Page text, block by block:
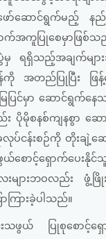
ဆောင်ရွက်မည့် နည်း
ာက်အကူပြုစေမှာဖြ
မှ ရရှိသည့်အချက်မျာ
အတည်ပြုပြီး ဖြန့်ဝ
ေပြင်မှာ ဆောင်ရွက်န
ပိုမိုစနစ်ကျနစွာ ဆေ
န်းစဉ်ကို တိုးချဲ့ဆော
ယ်စောင့်ရှောက်ပေးနို
းများဘဝလည်း ဖွံ့ဖ
ောကြားခဲ့ပါသည်။
ဖွယ် ပြုစုစောင့်ရှော